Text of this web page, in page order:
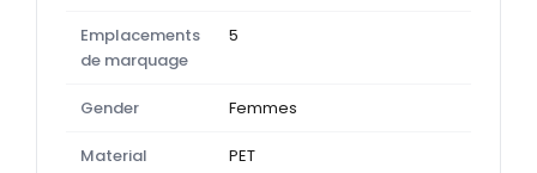
Emplacements
de marquage
5
Gender Femmes
Material PET